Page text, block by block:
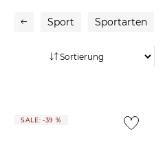
Sport Sportarten
SALE: -39 %